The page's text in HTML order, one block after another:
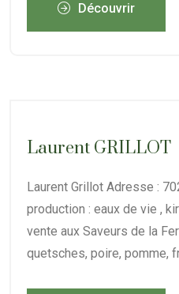
Découvrir
Laurent GRILLOT
Laurent Grillot Adresse :
production : eaux de vie ,
vente aux Saveurs de la
quetsches, poire, pomme,